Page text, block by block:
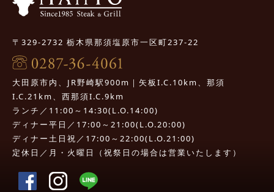
〒329-2732 栃木県那須塩原市一区町237-22
大田原市内、JR野崎駅900m｜矢板I.C.10km、那須
I.C.21km、西那須I.C.9km
ランチ／11:00～14:30(L.O.14:00)
ディナー平日／17:00～21:00(L.O.20:00)
ディナー土日祝／17:00～22:00(L.O.21:00)
定休日／月・火曜日（祝祭日の場合は営業いたします）